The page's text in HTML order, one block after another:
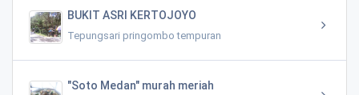
BUKIT ASRI KERTOJOYO
Tepungsari pringombo tempuran
"Soto Medan" murah meriah